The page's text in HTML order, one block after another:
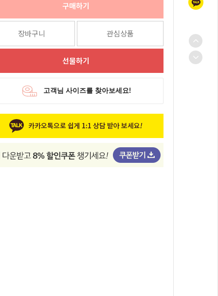
구매하기
장바구니 관심상품
선물하기